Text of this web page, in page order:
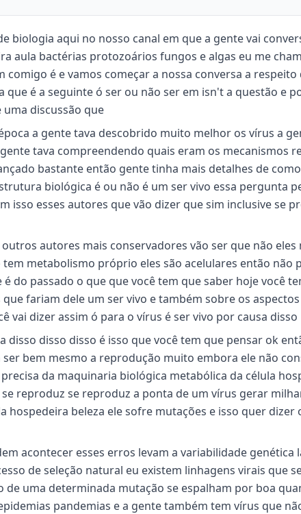
biologia aqui no nosso canal em que a gente vai
aula bactérias protozoários fungos e algas eu me
é e vamos começar a nossa conversa a
é a seguinte ó ser ou não ser em isn't a questão e
discussão que
a gente tava descobrido muito melhor os vírus a
tava compreendendo quais eram os mecanismos
bastante então gente tinha mais detalhes de
biológica é ou não é um ser vivo essa pergunta
isso esses autores que vão dizer que sim inclusive se
autores mais conservadores vão ser que não eles
metabolismo próprio eles são acelulares então não
do passado o que que você tem que saber hoje você
fariam dele um ser vivo e também sobre os
vai dizer assim ó para o vírus é ser vivo por causa disso
disso disso disso é isso que você tem que pensar ok
bem mesmo a reprodução muito embora ele não
da maquinaria biológica metabólica da célula
reproduz se reproduz a ponta de um vírus gerar
hospedeira beleza ele sofre mutações e isso quer dizer
acontecer esses erros levam a variabilidade genética
de seleção natural eu existem linhagens virais que
de uma determinada mutação se espalham por boa
pandemias e a gente também tem vírus que